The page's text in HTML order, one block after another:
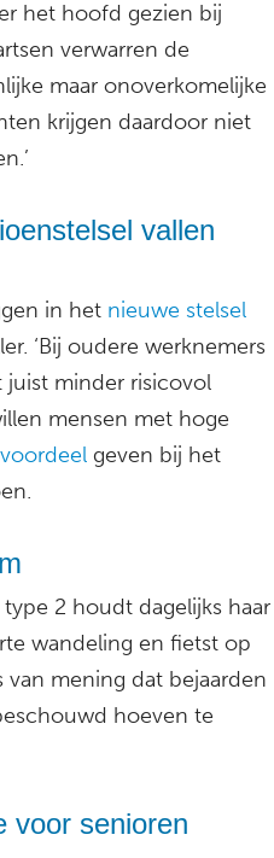
het hoofd gezien bij
verwarren de
maar onoverkomelijke
krijgen daardoor niet
vallen
in het nieuwe stelsel
‘Bij oudere werknemers
minder risicovol
mensen met hoge
geven bij het
2 houdt dagelijks haar
wandeling en fietst op
van mening dat bejaarden
hoeven te
voor senioren